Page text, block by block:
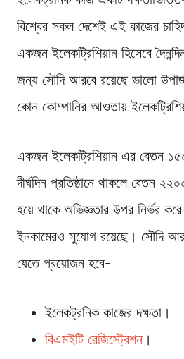
বিশ্বের সকল দেশেই এই কাজের
একজন ইলেকট্রিশিয়ান হিসেবে
জন্য সৌদি আরবে রয়েছে ভালো
কোন কোম্পানির আওতায়
একজন ইলেকট্রিশিয়ান এর বেতন
দীর্ঘদিন প্রতিষ্ঠানে থাকলে বেতন
হয়ে থাকে অভিজ্ঞতার উপর নির্ভর
ইনকামেরও সুযোগ রয়েছে। সৌদি
যেতে প্রয়োজন হবে-
ইলেকট্রনিক কাজের দক্ষতা।
বিএমইটি রেজিস্ট্রেশন ।